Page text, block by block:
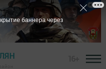
баннера через